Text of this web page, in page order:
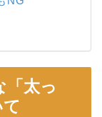
「太っ